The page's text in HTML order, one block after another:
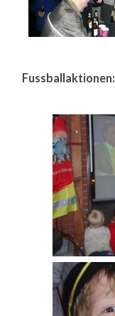
Fussballaktionen: